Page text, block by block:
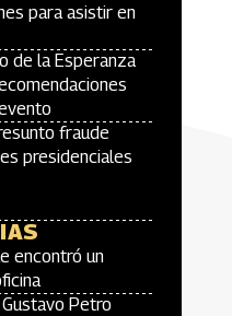
para asistir en
de la Esperanza
fraude
presidenciales
encontró un
Petro